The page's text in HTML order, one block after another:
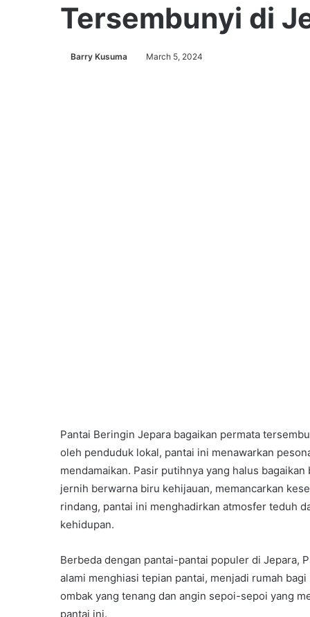
Tersembunyi di
Barry Kusuma March 5, 2024
Pantai Beringin Jepara bagaikan permata
oleh penduduk lokal, pantai ini menawarkan
mendamaikan. Pasir putihnya yang halus
jernih berwarna biru kehijauan, memancarkan
rindang, pantai ini menghadirkan atmosfer teduh
kehidupan.
Berbeda dengan pantai-pantai populer di Jepara,
alami menghiasi tepian pantai, menjadi rumah
ombak yang tenang dan angin sepoi-sepoi yang
pantai ini.